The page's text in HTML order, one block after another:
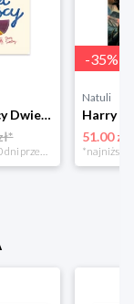
Przeplatalińscy Dwie siostry
*najniższa cena z 30 dni przed obniżką
-35%
Natuli
51.00 zł